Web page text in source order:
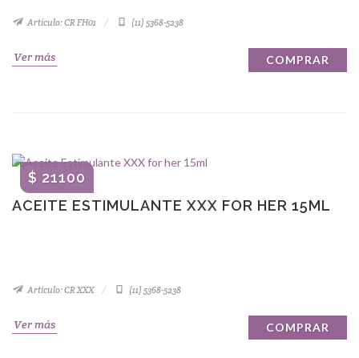
Artículo: CR FH01 (11) 5368-5238
Ver más COMPRAR
ACEITE ESTIMULANTE XXX FOR HER 15ML
$ 21100
Artículo: CR XXX (11) 5368-5238
Ver más COMPRAR